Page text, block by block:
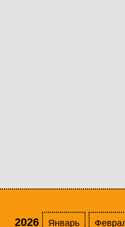
2026 Январь